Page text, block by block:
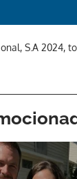
S.A 2024,